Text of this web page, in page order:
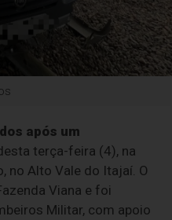
após um
terça-feira (4), na
no Alto Vale do Itajaí. O
Viana e foi
Militar, com apoio